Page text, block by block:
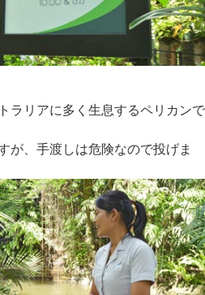
ラリアに多く生息するペリカンで
が、手渡しは危険なので投げま